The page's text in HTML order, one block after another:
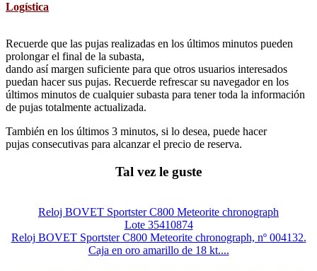
Logística
Recuerde que las pujas realizadas en los últimos minutos pueden
prolongar el final de la subasta,
dando así margen suficiente para que otros usuarios interesados
puedan hacer sus pujas. Recuerde refrescar su navegador en los
últimos minutos de cualquier subasta para tener toda la información
de pujas totalmente actualizada.
También en los últimos 3 minutos, si lo desea, puede hacer
pujas consecutivas para alcanzar el precio de reserva.
Tal vez le guste
Reloj BOVET Sportster C800 Meteorite chronograph
Lote 35410874
Reloj BOVET Sportster C800 Meteorite chronograph, nº 004132.
Caja en oro amarillo de 18 kt....